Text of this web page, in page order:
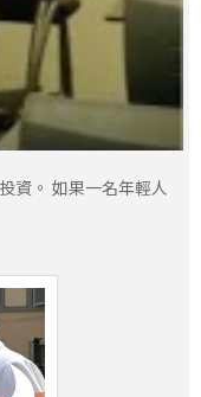
資。 如果一名年輕人